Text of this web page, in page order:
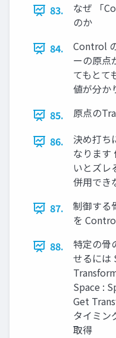
83.
なぜ 「
のか
84.
Control
ーの原点
てもとて
値が分か
85.
原点の
86.
決め打ち
なります
いとズレ
併用でき
87.
制御する
を
88.
特定の骨
せるには
Space :
Get
タイミン
取得